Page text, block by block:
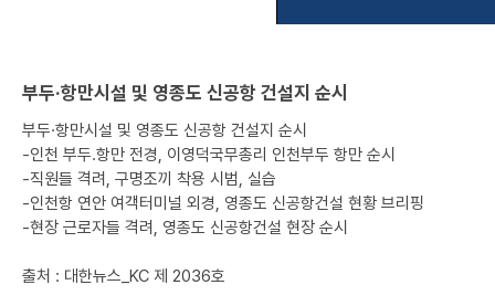
부두·항만시설 및 영종도 신공항 건설지 순시
부두·항만시설 및 영종도 신공항 건설지 순시
-인천 부두.항만 전경, 이영덕국무총리 인천부두 항만 순시
-직원들 격려, 구명조끼 착용 시범, 실습
-인천항 연안 여객터미널 외경, 영종도 신공항건설 현황 브리핑
-현장 근로자들 격려, 영종도 신공항건설 현장 순시
출처 : 대한뉴스_KC 제 2036호